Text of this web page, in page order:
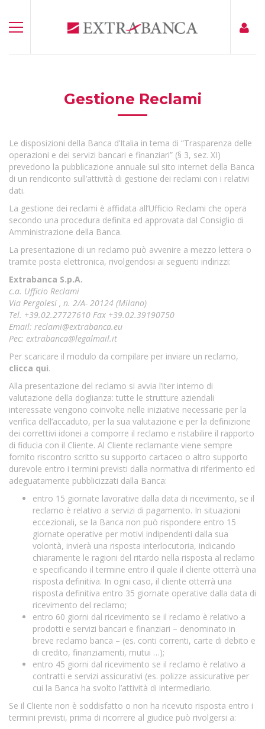
Gestione Reclami
Le disposizioni della Banca d’Italia in tema di “Trasparenza delle
operazioni e dei servizi bancari e finanziari” (§ 3, sez. XI)
prevedono la pubblicazione annuale sul sito internet della Banca
di un rendiconto sull’attività di gestione dei reclami con i relativi
dati.
La gestione dei reclami è affidata all’Ufficio Reclami che opera
secondo una procedura definita ed approvata dal Consiglio di
Amministrazione della Banca.
La presentazione di un reclamo può avvenire a mezzo lettera o
tramite posta elettronica, rivolgendosi ai seguenti indirizzi:
Extrabanca S.p.A.
c.a. Ufficio Reclami
Via Pergolesi , n. 2/A- 20124 (Milano)
Tel. +39.02.27727610 Fax +39.02.39190750
Email: reclami@extrabanca.eu
Pec: extrabanca@legalmail.it
Per scaricare il modulo da compilare per inviare un reclamo,
clicca qui.
Alla presentazione del reclamo si avvia l’iter interno di
valutazione della doglianza: tutte le strutture aziendali
interessate vengono coinvolte nelle iniziative necessarie per la
verifica dell’accaduto, per la sua valutazione e per la definizione
dei correttivi idonei a comporre il reclamo e ristabilire il rapporto
di fiducia con il Cliente. Al Cliente reclamante viene sempre
fornito riscontro scritto su supporto cartaceo o altro supporto
durevole entro i termini previsti dalla normativa di riferimento ed
adeguatamente pubblicizzati dalla Banca:
entro 15 giornate lavorative dalla data di ricevimento, se il
reclamo è relativo a servizi di pagamento. In situazioni
eccezionali, se la Banca non può rispondere entro 15
giornate operative per motivi indipendenti dalla sua
volontà, invierà una risposta interlocutoria, indicando
chiaramente le ragioni del ritardo nella risposta al reclamo
e specificando il termine entro il quale il cliente otterrà una
risposta definitiva. In ogni caso, il cliente otterrà una
risposta definitiva entro 35 giornate operative dalla data di
ricevimento del reclamo;
entro 60 giorni dal ricevimento se il reclamo è relativo a
prodotti e servizi bancari e finanziari – denominato in
breve reclamo banca – (es. conti correnti, carte di debito e
di credito, finanziamenti, mutui …);
entro 45 giorni dal ricevimento se il reclamo è relativo a
contratti e servizi assicurativi (es. polizze assicurative per
cui la Banca ha svolto l’attività di intermediario.
Se il Cliente non è soddisfatto o non ha ricevuto risposta entro i
termini previsti, prima di ricorrere al giudice può rivolgersi a: